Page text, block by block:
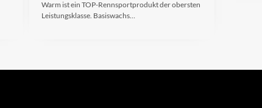
Warm ist ein TOP-Rennsportprodukt der obersten
Leistungsklasse. Basiswachs…